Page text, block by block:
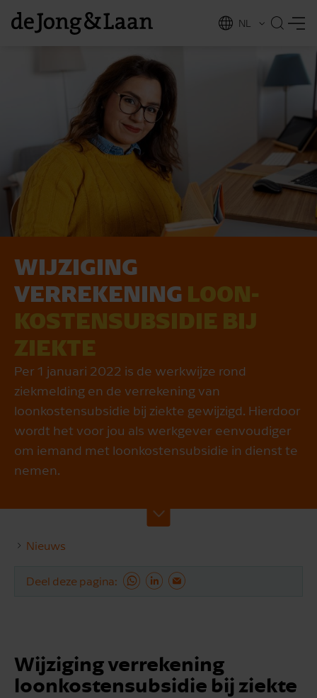
NL
WIJZIGING
VERREKENING LOON­
KOS­TEN­SUB­SI­DIE BIJ
ZIEKTE
Per 1 januari 2022 is de werkwijze rond
ziekmelding en de verrekening van
loonkostensubsidie bij ziekte gewijzigd. Hierdoor
wordt het voor jou als werkgever eenvoudiger
om iemand met loonkostensubsidie in dienst te
nemen.
Nieuws
Deel deze pagina
Wijziging verrekening
loonkostensubsidie bij ziekte